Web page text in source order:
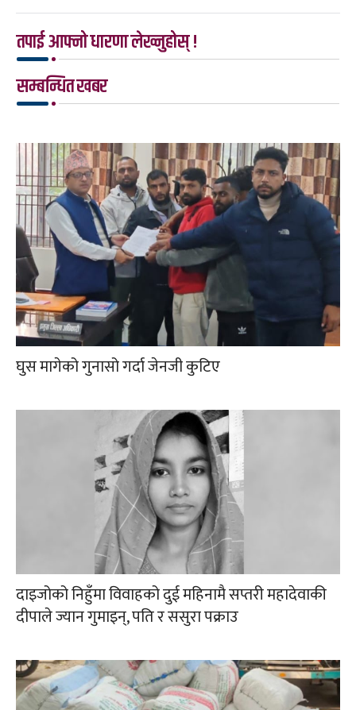
तपाई आफ्नो धारणा लेख्नुहोस् !
सम्बन्धित खबर
घुस मागेको गुनासो गर्दा जेनजी कुटिए
दाइजोको निहुँमा विवाहको दुई महिनामै सप्तरी महादेवाकी
दीपाले ज्यान गुमाइन्, पति र ससुरा पक्राउ